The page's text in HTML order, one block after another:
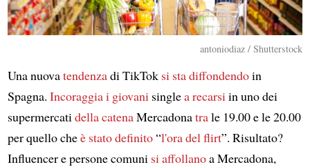
antoniodiaz / Shutterstock
Una nuovatendenzadi TikTok si sta diffondendoin
Spagna. Incoraggia i giovani singlea recarsi in uno dei
supermercati della catenaMercadonatrale 19.00 e le 20.00
per quello cheè stato definito“l'ora del flirt”. Risultato?
Influencer e persone comuni si affollanoa Mercadona,